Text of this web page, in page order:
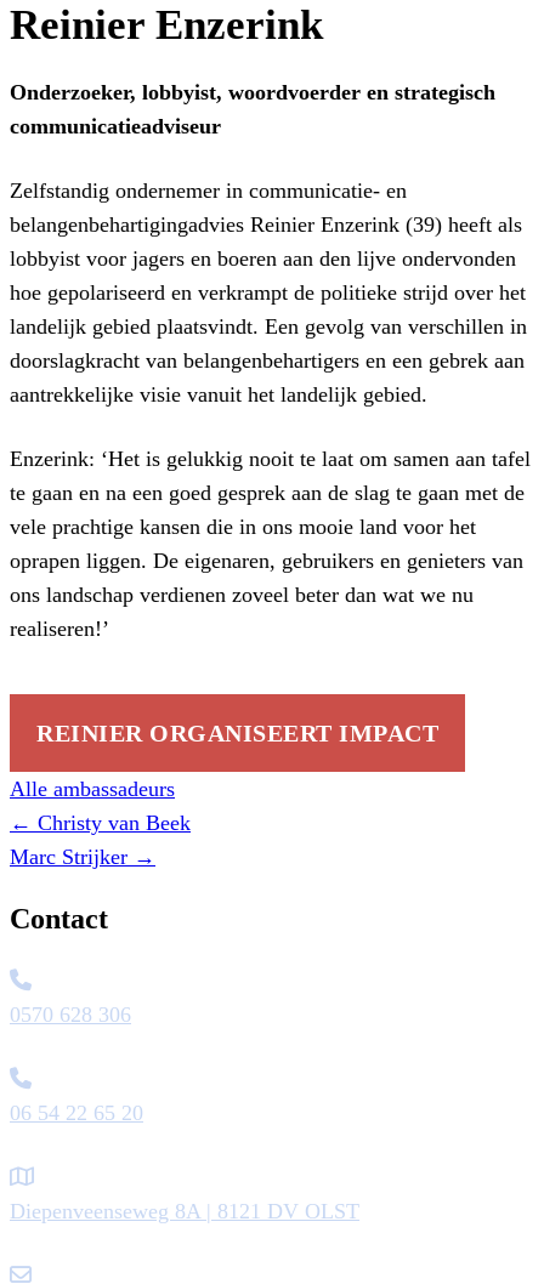
Reinier Enzerink
Onderzoeker, lobbyist, woordvoerder en strategisch
communicatieadviseur
Zelfstandig ondernemer in communicatie- en
belangenbehartigingadvies Reinier Enzerink (39) heeft als
lobbyist voor jagers en boeren aan den lijve ondervonden
hoe gepolariseerd en verkrampt de politieke strijd over het
landelijk gebied plaatsvindt. Een gevolg van verschillen in
doorslagkracht van belangenbehartigers en een gebrek aan
aantrekkelijke visie vanuit het landelijk gebied.
Enzerink: ‘Het is gelukkig nooit te laat om samen aan tafel
te gaan en na een goed gesprek aan de slag te gaan met de
vele prachtige kansen die in ons mooie land voor het
oprapen liggen. De eigenaren, gebruikers en genieters van
ons landschap verdienen zoveel beter dan wat we nu
realiseren!’
REINIER ORGANISEERT IMPACT
Alle ambassadeurs
Posts
navigation
← Christy van Beek
Marc Strijker →
Contact
0570 628 306
06 54 22 65 20
Diepenveenseweg 8A | 8121 DV OLST